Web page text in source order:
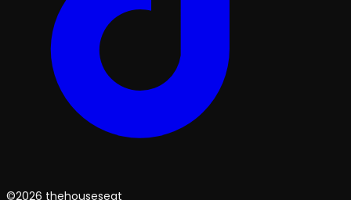
©2026 thehouseseat